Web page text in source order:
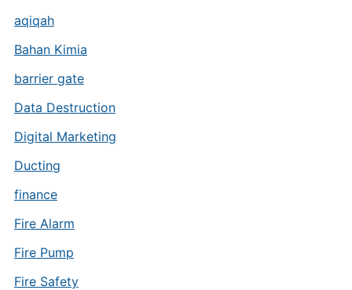
aqiqah
Bahan Kimia
barrier gate
Data Destruction
Digital Marketing
Ducting
finance
Fire Alarm
Fire Pump
Fire Safety